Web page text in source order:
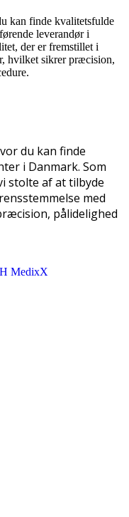
kan finde kvalitetsfulde
leverandør i
der er fremstillet i
hvilket sikrer præcision,
du kan finde
i Danmark. Som
stolte af at tilbyde
med
pålidelighed